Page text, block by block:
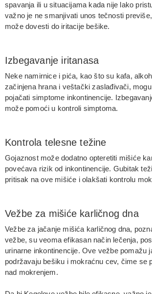
spavanja ili u situacijama kada nije lako
važno je ne smanjivati unos tečnosti
može dovesti do iritacije bešike.
Izbegavanje iritanasa
Neke namirnice i pića, kao što su kafa,
začinjena hrana i veštački zaslađivači,
pojačati simptome inkontinencije.
može pomoći u kontroli simptoma.
Kontrola telesne težine
Gojaznost može dodatno opteretiti mišiće
povećava rizik od inkontinencije. Gubitak
pritisak na ove mišiće i olakšati kontrolu
Vežbe za mišiće karličnog dna
Vežbe za jačanje mišića karličnog dna,
vežbe, su veoma efikasan način lečenja,
urinarne inkontinencije. Ove vežbe pomažu
podržavaju bešiku i mokraćnu cev, čime se
nad mokrenjem.